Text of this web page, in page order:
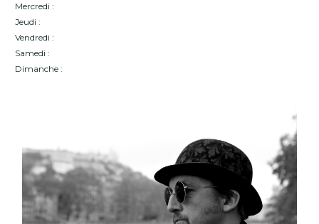
Mercredi :
Jeudi :
Vendredi :
Samedi :
Dimanche :